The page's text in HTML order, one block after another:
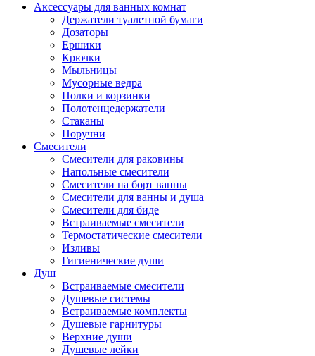
Аксессуары для ванных комнат
Держатели туалетной бумаги
Дозаторы
Ершики
Крючки
Мыльницы
Мусорные ведра
Полки и корзинки
Полотенцедержатели
Стаканы
Поручни
Смесители
Смесители для раковины
Напольные смесители
Смесители на борт ванны
Смесители для ванны и душа
Смесители для биде
Встраиваемые смесители
Термостатические смесители
Изливы
Гигиенические души
Душ
Встраиваемые смесители
Душевые системы
Встраиваемые комплекты
Душевые гарнитуры
Верхние души
Душевые лейки